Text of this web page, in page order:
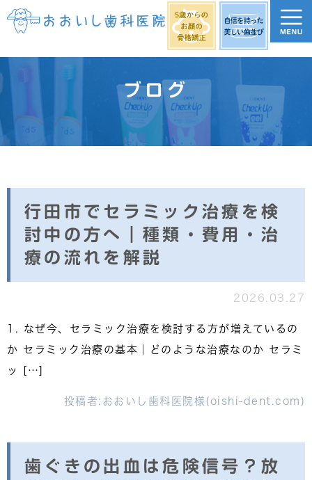
ブログ
行田市でセラミック治療を検
討中の方へ｜種類・費用・治
療の流れを解説
2026.03.27
1. なぜ今、セラミック治療を検討する方が増えているの
か セラミック治療の基本｜どのような治療なのか セラミ
ッ […]
投稿者: おおいし歯科医院様(oishi-dent.com)
歯ぐきの出血は危険信号？放